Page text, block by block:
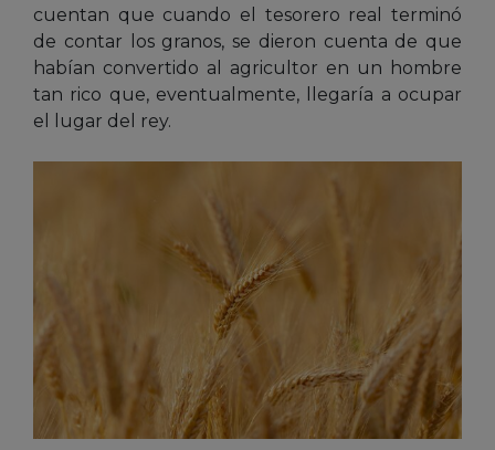
cuentan que cuando el tesorero real terminó
de contar los granos, se dieron cuenta de que
habían convertido al agricultor en un hombre
tan rico que, eventualmente, llegaría a ocupar
el lugar del rey.